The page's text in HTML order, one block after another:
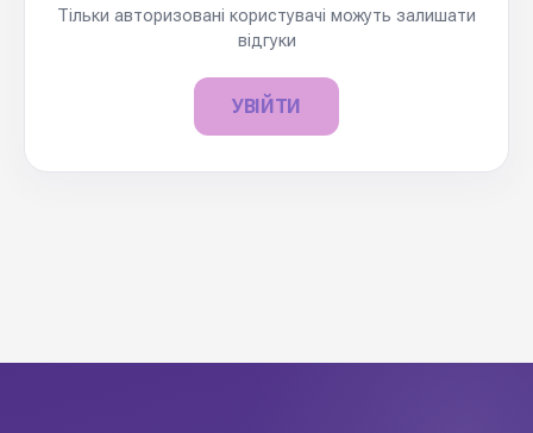
Тільки авторизовані користувачі можуть залишати
відгуки
УВІЙТИ